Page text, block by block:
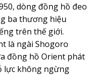
dòng đồng hồ đeo
ba thương hiệu
trên thế giới.
là ngài Shogoro
đồng hồ Orient phát
lực không ngừng